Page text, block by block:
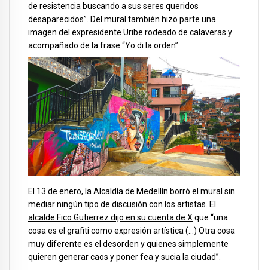
de resistencia buscando a sus seres queridos
desaparecidos”. Del mural también hizo parte una
imagen del expresidente Uribe rodeado de calaveras y
acompañado de la frase “Yo di la orden”.
El 13 de enero, la Alcaldía de Medellín borró el mural sin
mediar ningún tipo de discusión con los artistas. El
alcalde Fico Gutierrez dijo en su cuenta de Xque “una
cosa es el grafiti como expresión artística (…) Otra cosa
muy diferente es el desorden y quienes simplemente
quieren generar caos y poner fea y sucia la ciudad”.